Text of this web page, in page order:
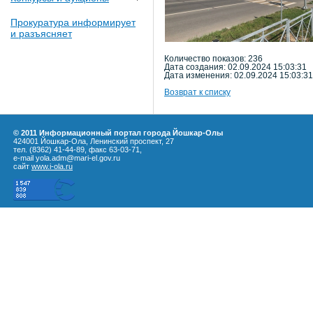
Прокуратура информирует
и разъясняет
Количество показов: 236
Дата создания: 02.09.2024 15:03:31
Дата изменения: 02.09.2024 15:03:31
Возврат к списку
© 2011 Информационный портал города Йошкар-Олы
424001 Йошкар-Ола, Ленинский проспект, 27
тел. (8362) 41-44-89, факс 63-03-71,
e-mail yola.adm@mari-el.gov.ru
сайт www.i-ola.ru